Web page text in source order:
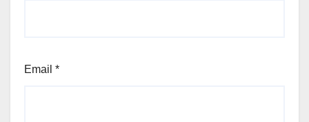
Email *